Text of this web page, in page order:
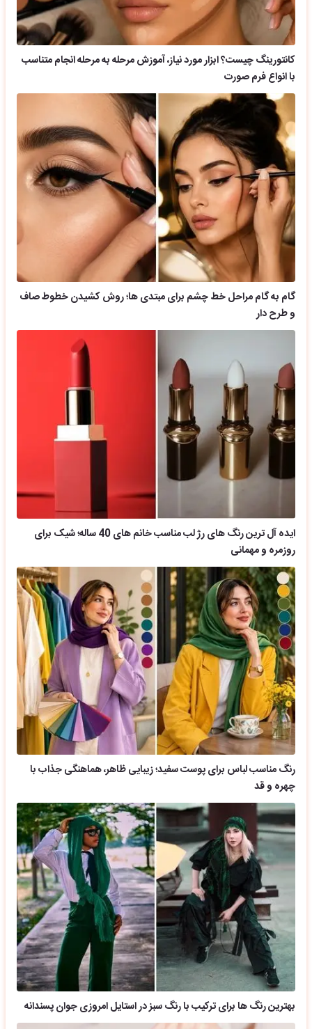
کانتورینگ چیست؟ ابزار مورد نیاز، آموزش مرحله به مرحله انجام متناسب
با انواع فرم صورت
گام به گام مراحل خط چشم برای مبتدی ها؛ روش کشیدن خطوط صاف
و طرح دار
ایده آل ترین رنگ های رژ لب مناسب خانم های 40 ساله؛ شیک برای
روزمره و مهمانی
رنگ مناسب لباس برای پوست سفید؛ زیبایی ظاهر، هماهنگی جذاب با
چهره و قد
بهترین رنگ ها برای ترکیب با رنگ سبز در استایل امروزی جوان پسندانه